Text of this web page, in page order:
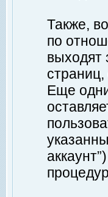
Также,
по
выходят
Еще